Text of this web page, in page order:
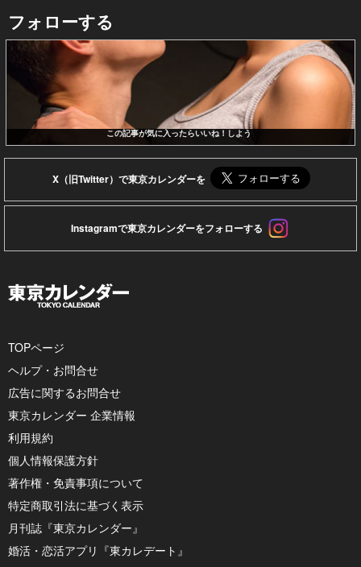
フォローする
この記事が気に入ったらいいね！しよう
X（旧Twitter）で東京カレンダーを
Instagramで東京カレンダーをフォローする
TOPページ
ヘルプ・お問合せ
広告に関するお問合せ
東京カレンダー 企業情報
利用規約
個人情報保護方針
著作権・免責事項について
特定商取引法に基づく表示
月刊誌『東京カレンダー』
婚活・恋活アプリ『東カレデート』